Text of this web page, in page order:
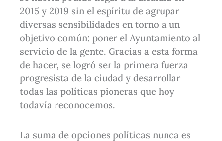
2015 y 2019 sin el espíritu de agrupar
diversas sensibilidades en torno a un
objetivo común: poner el Ayuntamiento al
servicio de la gente. Gracias a esta forma
de hacer, se logró ser la primera fuerza
progresista de la ciudad y desarrollar
todas las políticas pioneras que hoy
todavía reconocemos.
La suma de opciones políticas nunca es